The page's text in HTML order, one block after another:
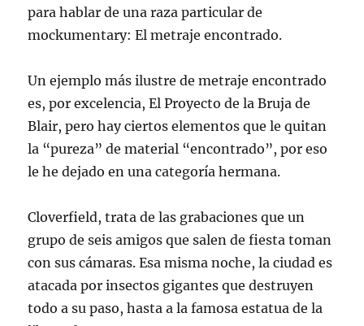
para hablar de una raza particular de
mockumentary: El metraje encontrado.
Un ejemplo más ilustre de metraje encontrado
es, por excelencia, El Proyecto de la Bruja de
Blair, pero hay ciertos elementos que le quitan
la “pureza” de material “encontrado”, por eso
le he dejado en una categoría hermana.
Cloverfield, trata de las grabaciones que un
grupo de seis amigos que salen de fiesta toman
con sus cámaras. Esa misma noche, la ciudad es
atacada por insectos gigantes que destruyen
todo a su paso, hasta a la famosa estatua de la